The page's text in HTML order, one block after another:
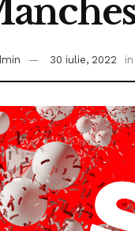
30 iulie, 2022 in